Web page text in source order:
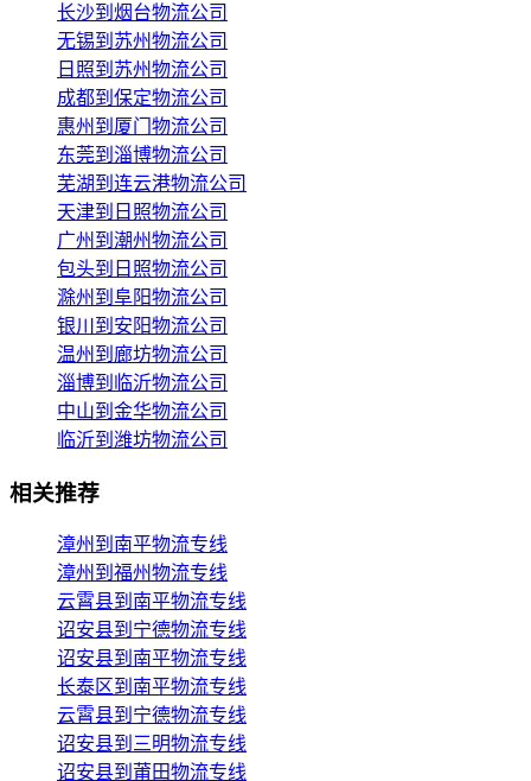
长沙到烟台物流公司
无锡到苏州物流公司
日照到苏州物流公司
成都到保定物流公司
惠州到厦门物流公司
东莞到淄博物流公司
芜湖到连云港物流公司
天津到日照物流公司
广州到潮州物流公司
包头到日照物流公司
滁州到阜阳物流公司
银川到安阳物流公司
温州到廊坊物流公司
淄博到临沂物流公司
中山到金华物流公司
临沂到潍坊物流公司
相关推荐
漳州到南平物流专线
漳州到福州物流专线
云霄县到南平物流专线
诏安县到宁德物流专线
诏安县到南平物流专线
长泰区到南平物流专线
云霄县到宁德物流专线
诏安县到三明物流专线
诏安县到莆田物流专线